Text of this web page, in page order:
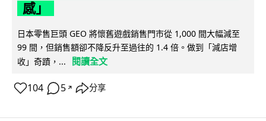
感」
日本零售巨頭 GEO 將懷舊遊戲銷售門市從 1,000 間大幅減至
99 間，但銷售額卻不降反升至過往的 1.4 倍。做到「減店增
收」奇蹟，...
閱讀全文
104 5 ↗ 分享